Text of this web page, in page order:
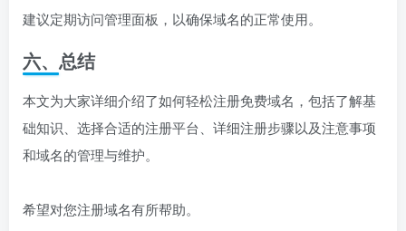
建议定期访问管理面板，以确保域名的正常使用。
六、总结
本文为大家详细介绍了如何轻松注册免费域名，包括了解基
础知识、选择合适的注册平台、详细注册步骤以及注意事项
和域名的管理与维护。
希望对您注册域名有所帮助。